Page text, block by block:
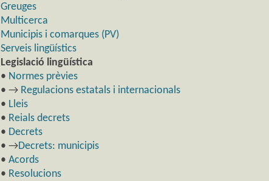
Greuges
Multicerca
Municipis i comarques (PV)
Serveis lingüístics
Legislació lingüística
• Normes prèvies
• → Regulacions estatals i internacionals
• Lleis
• Reials decrets
• Decrets
• →Decrets: municipis
• Acords
• Resolucions